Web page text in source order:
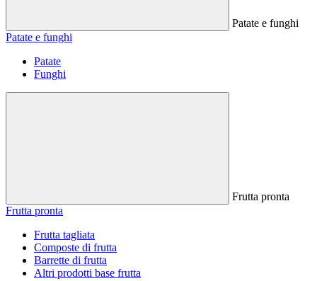
Patate e funghi
Patate e funghi
Patate
Funghi
Frutta pronta
Frutta pronta
Frutta tagliata
Composte di frutta
Barrette di frutta
Altri prodotti base frutta